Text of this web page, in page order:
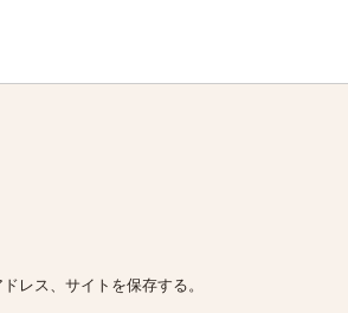
レス、サイトを保存する。